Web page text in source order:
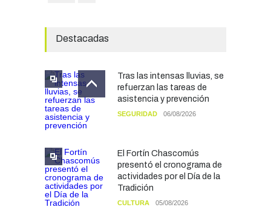
Destacadas
Tras las intensas lluvias, se
refuerzan las tareas de
asistencia y prevención
SEGURIDAD 06/08/2026
El Fortín Chascomús
presentó el cronograma de
actividades por el Día de la
Tradición
CULTURA 05/08/2026